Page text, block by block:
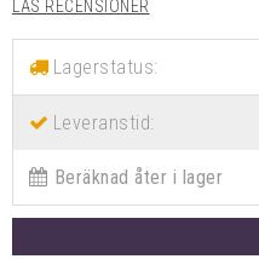
LÄS RECENSIONER
Lagerstatus:
Leveranstid:
Beräknad åter i lager